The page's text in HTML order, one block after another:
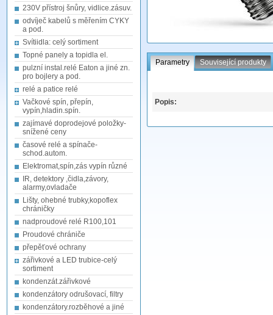
230V přístroj šnůry, vidlice.zásuv.
odvíječ kabelů s měřením CYKY
a pod.
Svítiidla: celý sortiment
Topné panely a topidla el.
pulzní instal.relé Eaton a jiné zn.
pro bojlery a pod.
relé a patice relé
Vačkové spín, přepín,
vypín,hladin.spín.
zajímavé doprodejové položky-
snížené ceny
časové relé a spínače-
schod.autom.
Elektromat,spín,zás vypín různé
IR, detektory ,čidla,závory,
alarmy,ovladače
Lišty, ohebné trubky,kopoflex
chráničky
nadproudové relé R100,101
Proudové chrániče
přepěťové ochrany
zářivkové a LED trubice-celý
sortiment
kondenzát.zářivkové
kondenzátory odrušovací, filtry
kondenzátory.rozběhové a jiné
Parametry Související produkty
Popis: